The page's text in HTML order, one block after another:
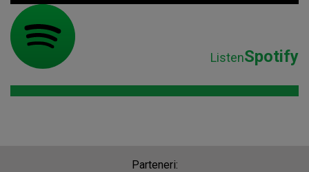
ListenSpotify
Parteneri: